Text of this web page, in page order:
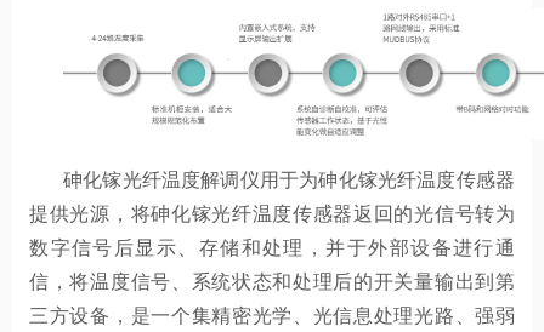
砷化镓光纤温度解调仪用于为砷化镓光纤温度传感器
提供光源，将砷化镓光纤温度传感器返回的光信号转为
数字信号后显示、存储和处理，并于外部设备进行通
信，将温度信号、系统状态和处理后的开关量输出到第
三方设备，是一个集精密光学、光信息处理光路、强弱